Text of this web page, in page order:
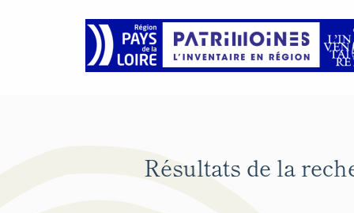
Résultats de la